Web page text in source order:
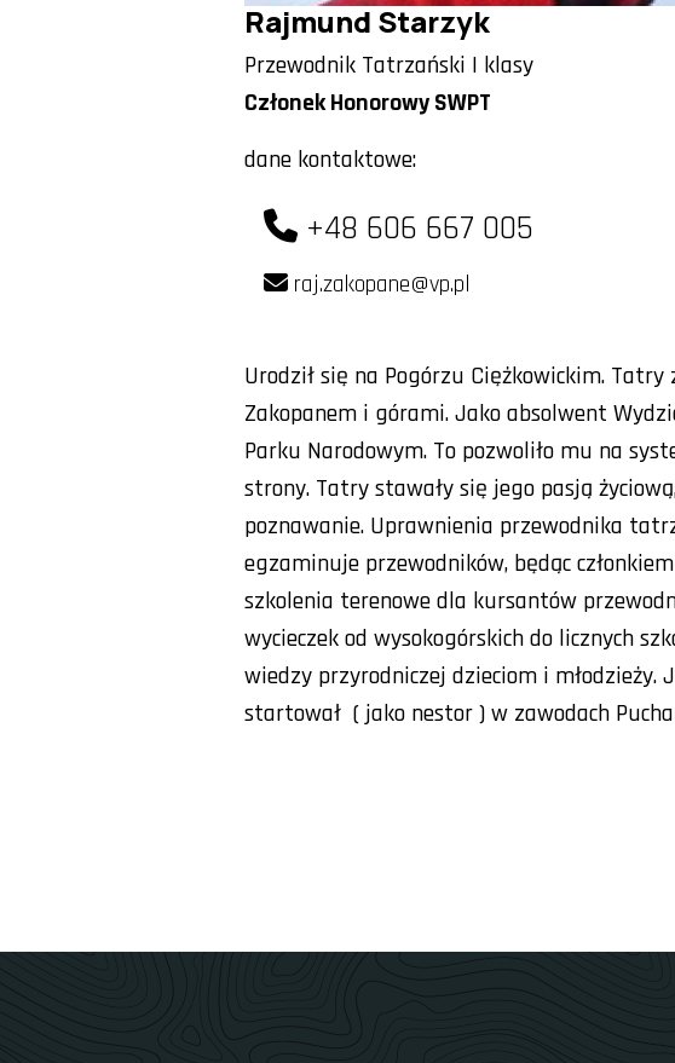
Rajmund Starzyk
Przewodnik Tatrzański I klasy
Członek Honorowy SWPT
dane kontaktowe:
+48 606 667 005
raj.zakopane@vp.pl
Urodził się na Pogórzu Ciężkowickim.
Zakopanem i górami. Jako absolwent
Parku Narodowym. To pozwoliło mu na
strony. Tatry stawały się jego pasją
poznawanie. Uprawnienia przewodnika
egzaminuje przewodników, będąc
szkolenia terenowe dla kursantów
wycieczek od wysokogórskich do licznych
wiedzy przyrodniczej dzieciom i
startował ( jako nestor ) w zawodach